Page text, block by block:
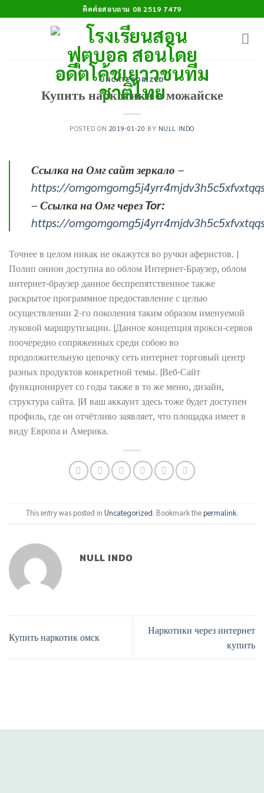
to
ติดต่อสอบถาม 08 2519 7479
UNCATEGORIZED
Купить наркотики в можайске
POSTED ON 2019-01-20 BY NULL INDO
Ссылка на Омг сайт зеркало –
https://
– Ссылка на Омг через Tor:
https://
Точнее в целом никак не окажутся во ручки аферистов. |
Полип онион доступна во облом Интернет-Браузер, облом
интернет-браузер данное беспрепятственное также
раскрытое программное предоставление с целью
осуществлении 2-го поколения таким образом именуемой
луковой маршрутизации. |Данное концепция прокси-сервов
поочередно сопряженных среди собою во
продолжительную цепочку сеть интернет торговый центр
разных продуктов конкретной темы. |Веб-Сайт
функционирует со годы также в то же меню, дизайн,
структура сайта. |И ваш аккаунт здесь тоже будет доступен
профиль, где он отчётливо заявляет, что площадка имеет в
виду Европа и Америка.
This entry was posted in Uncategorized. Bookmark thepermalink.
NULL INDO
Купить наркотик омск
Наркотики через интернет
купить